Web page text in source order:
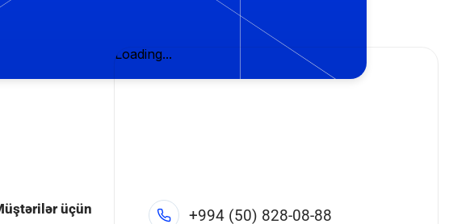
üçün +994 (50) 828-08-88